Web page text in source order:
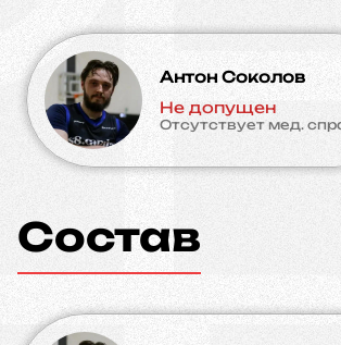
Антон Соколов
Не допущен
Отсутствует мед.
Состав